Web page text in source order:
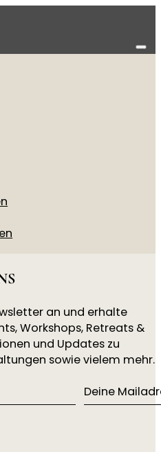
an und erhalte
Workshops, Retreats &
und Updates zu
sowie vielem mehr.